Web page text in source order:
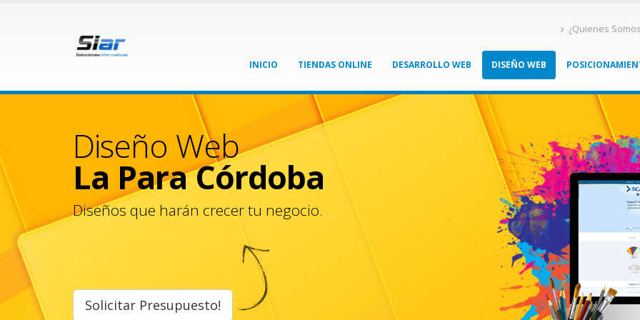
¿Quienes
INICIO TIENDAS ONLINE DESARROLLO WEB DISEÑO WEB
Diseño Web
La Para Córdoba
Diseños que harán crecer tu negocio.
Solicitar Presupuesto!